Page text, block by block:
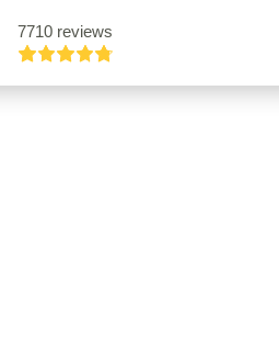
7710 reviews